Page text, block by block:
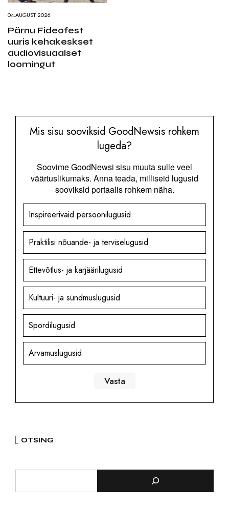
04.AUGUST 2026
Pärnu Fideofest
uuris kehakeskset
audiovisuaalset
loomingut
Mis sisu sooviksid GoodNewsis rohkem
lugeda?
Soovime GoodNewsi sisu muuta sulle veel
väärtuslikumaks. Anna teada, milliseid lugusid
sooviksid portaalis rohkem näha.
Inspireerivaid persoonilugusid
Praktilisi nõuande- ja terviselugusid
Ettevõtlus- ja karjäärilugusid
Kultuuri- ja sündmuslugusid
Spordilugusid
Arvamuslugusid
OTSING